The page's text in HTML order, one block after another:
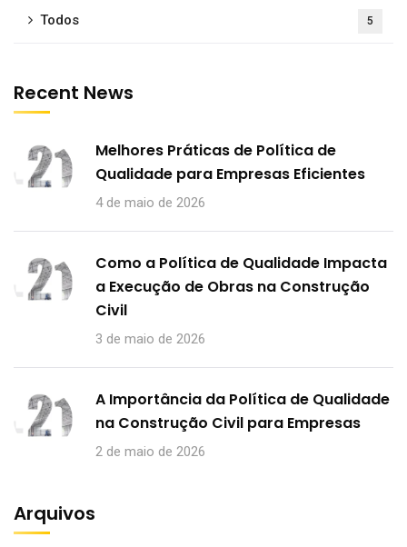
Todos 5
Recent News
Melhores Práticas de Política de
Qualidade para Empresas Eficientes
4 de maio de 2026
Como a Política de Qualidade Impacta
a Execução de Obras na Construção
Civil
3 de maio de 2026
A Importância da Política de Qualidade
na Construção Civil para Empresas
2 de maio de 2026
Arquivos